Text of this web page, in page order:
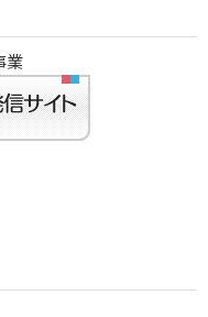
業